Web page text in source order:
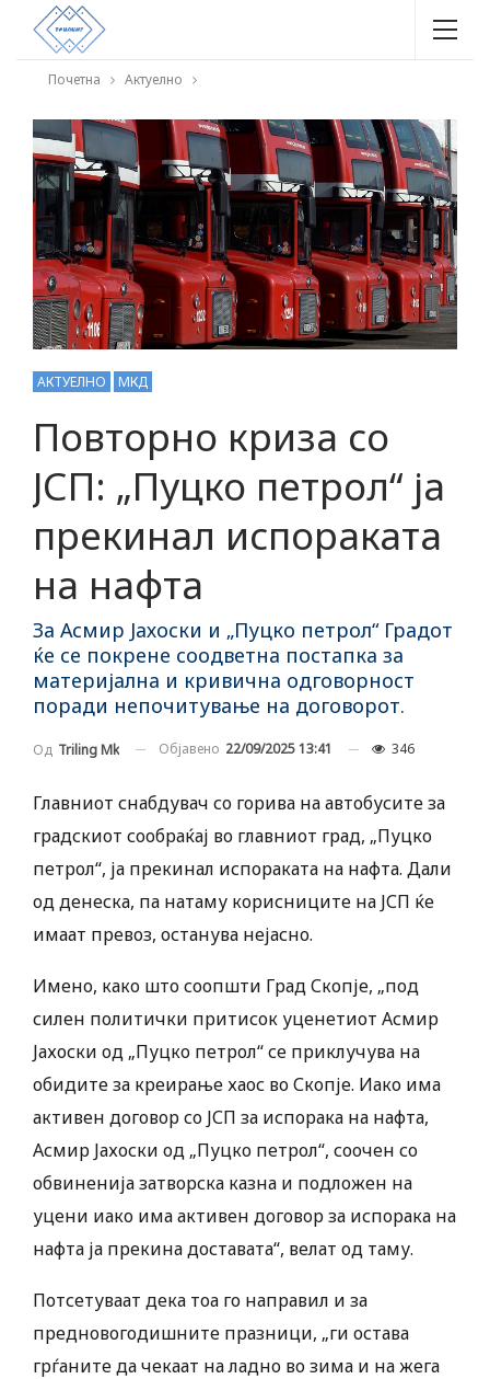
Почетна Актуелно
АКТУЕЛНО МКД
Повторно криза со
ЈСП: „Пуцко петрол“ ја
прекинал испораката
на нафта
За Асмир Јахоски и „Пуцко петрол“ Градот
ќе се покрене соодветна постапка за
материјална и кривична одговорност
поради непочитување на договорот.
Од Triling Mk Објавено 22/09/2025 13:41 346
Главниот снабдувач со горива на автобусите за
градскиот сообраќај во главниот град, „Пуцко
петрол“, ја прекинал испораката на нафта. Дали
од денеска, па натаму корисниците на ЈСП ќе
имаат превоз, останува нејасно.
Имено, како што соопшти Град Скопје, „под
силен политички притисок уценетиот Асмир
Јахоски од „Пуцко петрол“ се приклучува на
обидите за креирање хаос во Скопје. Иако има
активен договор со ЈСП за испорака на нафта,
Асмир Јахоски од „Пуцко петрол“, соочен со
обвиненија затворска казна и подложен на
уцени иако има активен договор за испорака на
нафта ја прекина доставата“, велат од таму.
Потсетуваат дека тоа го направил и за
предновогодишните празници, „ги остава
грѓаните да чекаат на ладно во зима и на жега